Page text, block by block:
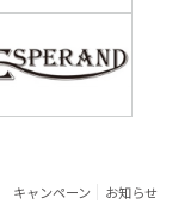
キャンペーン お知らせ